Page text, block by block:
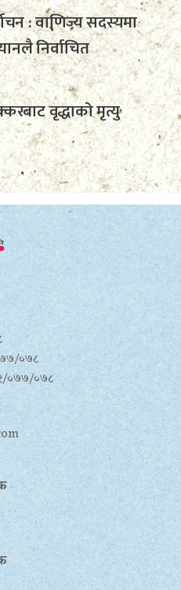
: वाणिज्य सदस्यमा
निर्वाचित
वृद्धाको मृत्यु
०७८
०७७/०७८